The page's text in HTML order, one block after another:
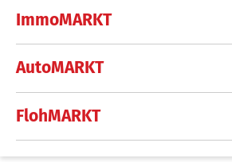
ImmoMARKT
AutoMARKT
FlohMARKT